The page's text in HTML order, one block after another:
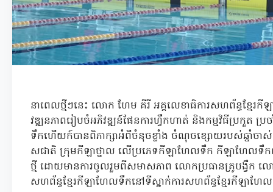
នាពេលថ្មីៗនេះ លោក ហែម គីរី អគ្គលេខាធិការសហព័ន្ធខ្មែរកី
វឌ្ឍនភាពរៀបចំអភិវឌ្ឍន៍ផែនការហ្វឹកហាត់ និងកម្មវិធីប្រកួត
ទឹកហើយក៍បានពិភាក្សាអំពីចំនុចខ្លាំង ចំណុចខ្សោយរបស់ឆ្នាំចា
សជាតិ ក្រុមកីឡាថ្នាល លើប្រភេទកីឡាហែលទឹក កីឡាហែលទឹក
ថ្មី ដោយមានការចូលរួមពីសមាសភាព លោកប្រធានគ្រូបង្វឹក ល
សហព័ន្ធខ្មែរកីឡាហែលទឹកនៅទីស្នាក់ការសហព័ន្ធខ្មែរកីឡាហែ